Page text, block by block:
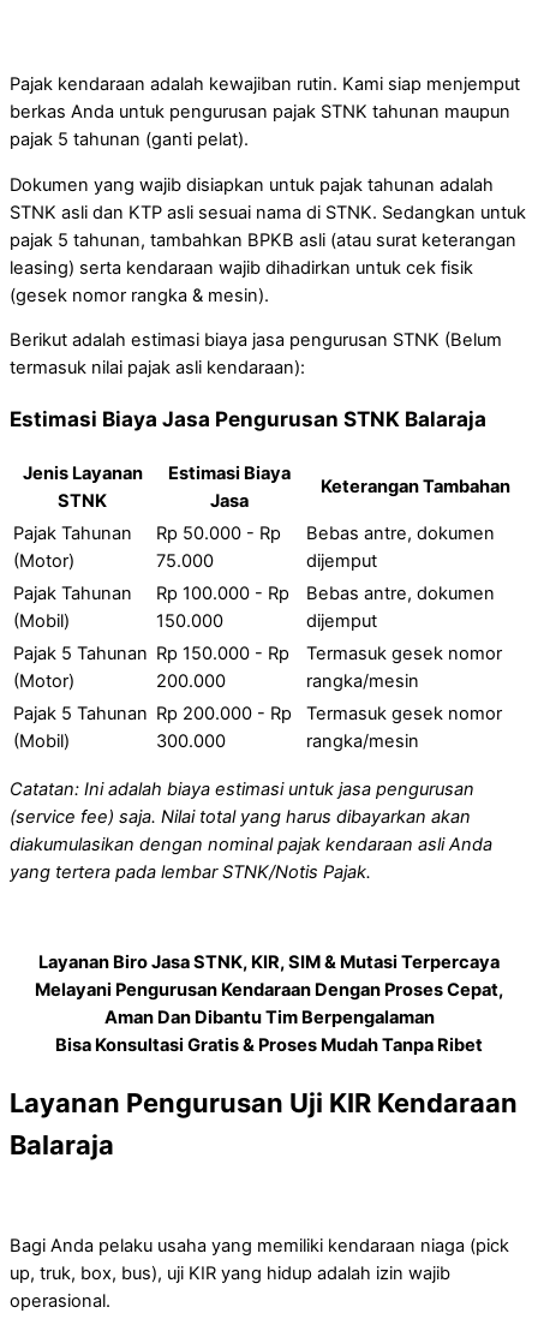
Pajak kendaraan adalah kewajiban rutin. Kami siap menjemput
berkas Anda untuk pengurusan pajak STNK tahunan maupun
pajak 5 tahunan (ganti pelat).
Dokumen yang wajib disiapkan untuk pajak tahunan adalah
STNK asli dan KTP asli sesuai nama di STNK. Sedangkan untuk
pajak 5 tahunan, tambahkan BPKB asli (atau surat keterangan
leasing) serta kendaraan wajib dihadirkan untuk cek fisik
(gesek nomor rangka & mesin).
Berikut adalah estimasi biaya jasa pengurusan STNK (Belum
termasuk nilai pajak asli kendaraan):
Estimasi Biaya Jasa Pengurusan STNK Balaraja
Jenis Layanan
STNK
Estimasi Biaya
Jasa
Keterangan Tambahan
Pajak Tahunan
(Motor)
Rp 50.000 - Rp
75.000
Bebas antre, dokumen
dijemput
Pajak Tahunan
(Mobil)
Rp 100.000 - Rp
150.000
Bebas antre, dokumen
dijemput
Pajak 5 Tahunan
(Motor)
Rp 150.000 - Rp
200.000
Termasuk gesek nomor
rangka/mesin
Pajak 5 Tahunan
(Mobil)
Rp 200.000 - Rp
300.000
Termasuk gesek nomor
rangka/mesin
Catatan: Ini adalah biaya estimasi untuk jasa pengurusan
(service fee) saja. Nilai total yang harus dibayarkan akan
diakumulasikan dengan nominal pajak kendaraan asli Anda
yang tertera pada lembar STNK/Notis Pajak.
Layanan Biro Jasa STNK, KIR, SIM & Mutasi Terpercaya
Melayani Pengurusan Kendaraan Dengan Proses Cepat,
Aman Dan Dibantu Tim Berpengalaman
Bisa Konsultasi Gratis & Proses Mudah Tanpa Ribet
Layanan Pengurusan Uji KIR Kendaraan
Balaraja
Bagi Anda pelaku usaha yang memiliki kendaraan niaga (pick
up, truk, box, bus), uji KIR yang hidup adalah izin wajib
operasional.